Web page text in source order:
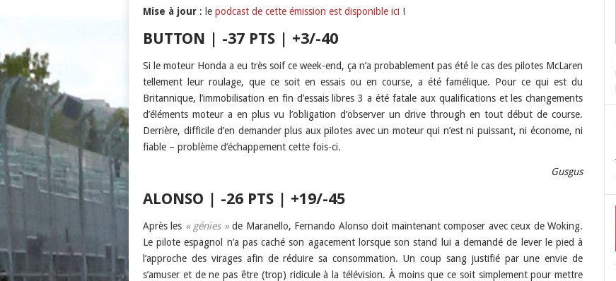
Mise à jour : le podcast de cette émission est disponible ici !
BUTTON | -37 PTS | +3/-40
Si le moteur Honda a eu très soif ce week-end, ça n’a probablement pas été le cas des pilotes McLaren
tellement leur roulage, que ce soit en essais ou en course, a été famélique. Pour ce qui est du
Britannique, l’immobilisation en fin d’essais libres 3 a été fatale aux qualifications et les changements
d’éléments moteur a en plus vu l’obligation d’observer un drive through en tout début de course.
Derrière, difficile d’en demander plus aux pilotes avec un moteur qui n’est ni puissant, ni économe, ni
fiable – problème d’échappement cette fois-ci.
Gusgus
ALONSO | -26 PTS | +19/-45
Après les « génies »de Maranello, Fernando Alonso doit maintenant composer avec ceux de Woking.
Le pilote espagnol n’a pas caché son agacement lorsque son stand lui a demandé de lever le pied à
l’approche des virages afin de réduire sa consommation. Un coup sang justifié par une envie de
s’amuser et de ne pas être (trop) ridicule à la télévision. À moins que ce soit simplement pour mettre